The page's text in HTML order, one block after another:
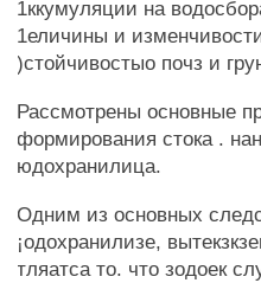
1ккумуляции на
1еличины и
)стойчивостыо почз и
Рассмотрены основные
формирования стока .
юдохранилица.
Одним из основных
¡одохранилизе,
тляатса то. что зодоек